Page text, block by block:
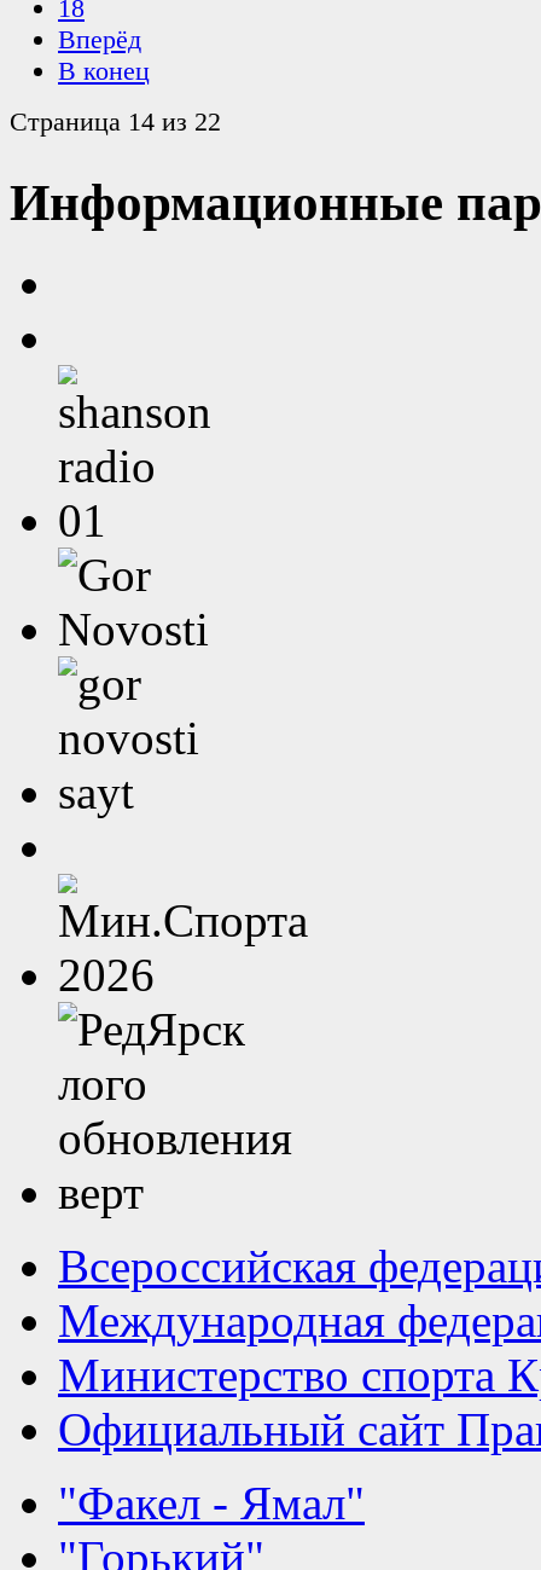
18
Вперёд
В конец
Страница 14 из 22
Информационные
Всероссийская
Международная
Министерство спорта
Официальный сайт
"Факел - Ямал"
"Горький"